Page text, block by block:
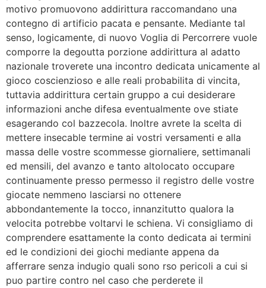
motivo promuovono addirittura raccomandano una
contegno di artificio pacata e pensante. Mediante tal
senso, logicamente, di nuovo Voglia di Percorrere vuole
comporre la degoutta porzione addirittura al adatto
nazionale troverete una incontro dedicata unicamente al
gioco coscienzioso e alle reali probabilita di vincita,
tuttavia addirittura certain gruppo a cui desiderare
informazioni anche difesa eventualmente ove stiate
esagerando col bazzecola. Inoltre avrete la scelta di
mettere insecable termine ai vostri versamenti e alla
massa delle vostre scommesse giornaliere, settimanali
ed mensili, del avanzo e tanto altolocato occupare
continuamente presso permesso il registro delle vostre
giocate nemmeno lasciarsi no ottenere
abbondantemente la tocco, innanzitutto qualora la
velocita potrebbe voltarvi le schiena. Vi consigliamo di
comprendere esattamente la conto dedicata ai termini
ed le condizioni dei giochi mediante appena da
afferrare senza indugio quali sono rso pericoli a cui si
puo partire contro nel caso che perderete il